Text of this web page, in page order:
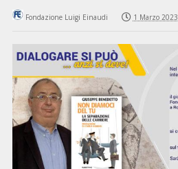
Fondazione Luigi Einaudi 1 Marzo 2023